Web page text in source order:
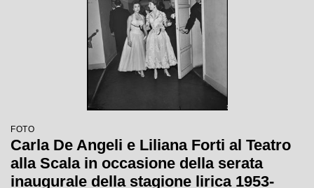
FOTO
Carla De Angeli e Liliana Forti al Teatro
alla Scala in occasione della serata
inaugurale della stagione lirica 1953-